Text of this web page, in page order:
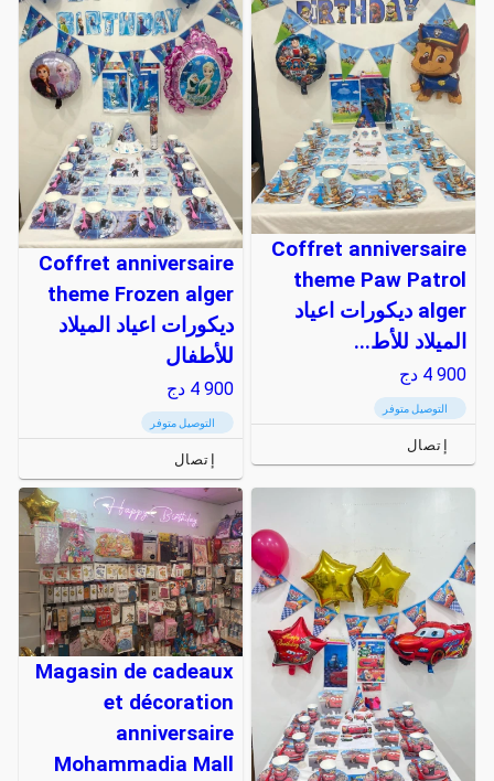
Coffret anniversaire
theme Paw Patrol
alger ديكورات اعياد
الميلاد للأط...
4 900 دج
التوصيل متوفر
إتصال
Coffret anniversaire
theme Frozen alger
ديكورات اعياد الميلاد
للأطفال
4 900 دج
التوصيل متوفر
إتصال
Magasin de cadeaux
et décoration
anniversaire
Mohammadia Mall